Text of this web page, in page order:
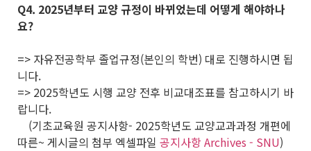
Q4. 2025년부터 교양 규정이 바뀌었는데 어떻게 해야하나
요?
=> 자유전공학부 졸업규정(본인의 학번) 대로 진행하시면 됩
니다.
=> 2025학년도 시행 교양 전후 비교대조표를 참고하시기 바
랍니다.
(기초교육원 공지사항- 2025학년도 교양교과과정 개편에
따른~ 게시글의 첨부 엑셀파일 공지사항 Archives - SNU)